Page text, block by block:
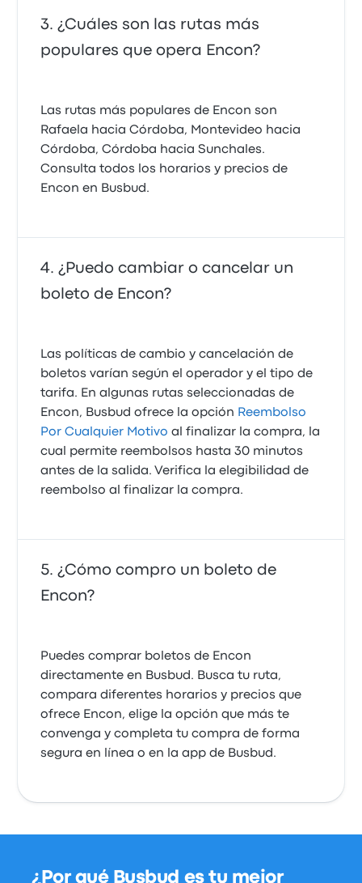
¿Cuáles son las rutas más
populares que opera Encon?
Las rutas más populares de Encon son
Rafaela hacia Córdoba, Montevideo hacia
Córdoba, Córdoba hacia Sunchales.
Consulta todos los horarios y precios de
Encon en Busbud.
¿Puedo cambiar o cancelar un
boleto de Encon?
Las políticas de cambio y cancelación de
boletos varían según el operador y el tipo de
tarifa. En algunas rutas seleccionadas de
Encon, Busbud ofrece la opción Reembolso
Por Cualquier Motivo al finalizar la compra, la
cual permite reembolsos hasta 30 minutos
antes de la salida. Verifica la elegibilidad de
reembolso al finalizar la compra.
¿Cómo compro un boleto de
Encon?
Puedes comprar boletos de Encon
directamente en Busbud. Busca tu ruta,
compara diferentes horarios y precios que
ofrece Encon, elige la opción que más te
convenga y completa tu compra de forma
segura en línea o en la app de Busbud.
¿Por qué Busbud es tu mejor